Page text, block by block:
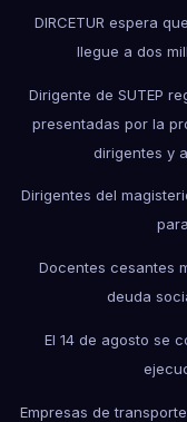
DIRCETUR espera
llegue a dos
Dirigente de SUTEP
presentadas por la
dirigentes y
Dirigentes del
Docentes cesantes
deuda
El 14 de agosto se
Empresas de